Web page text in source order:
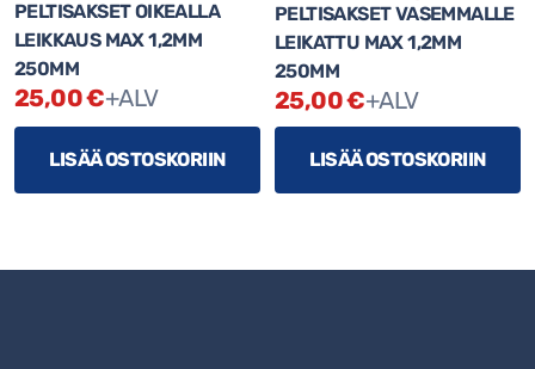
BOSCH KOMPLETTI
TYÖVAATTEET
BOSCH RADIO
TYÖKALUT
Betonityökalut
Kipsileikkurit
PELTISAKSET OIKEALLA
LEIKKAUS MAX 1,2MM
250MM
25,00€+ALV
LISÄÄ OSTOSKORIIN
PELTISAKSET VASEMMALLE
LEIKATTU MAX 1,2MM
250MM
25,00€+ALV
LISÄÄ OSTOSKORIIN